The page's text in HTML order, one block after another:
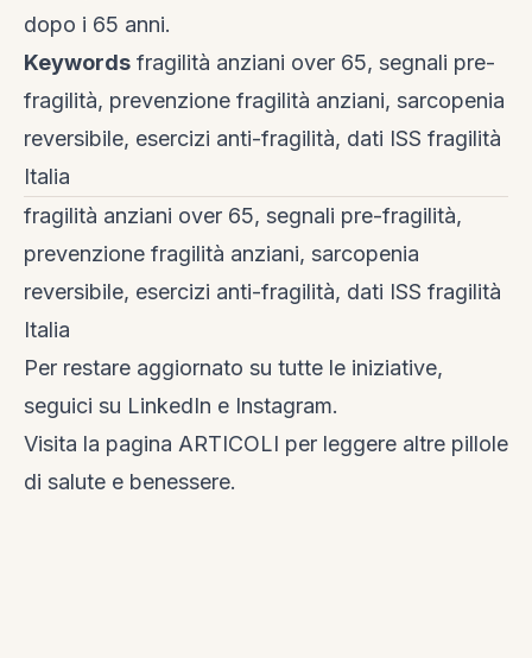
dopo i 65 anni.
Keywords fragilità anziani over 65, segnali pre-
fragilità, prevenzione fragilità anziani, sarcopenia
reversibile, esercizi anti-fragilità, dati ISS fragilità
Italia
fragilità anziani over 65, segnali pre-fragilità,
prevenzione fragilità anziani, sarcopenia
reversibile, esercizi anti-fragilità, dati ISS fragilità
Italia
Per restare aggiornato su tutte le iniziative,
seguici su LinkedIn e Instagram.
Visita la pagina ARTICOLI per leggere altre pillole
di salute e benessere.